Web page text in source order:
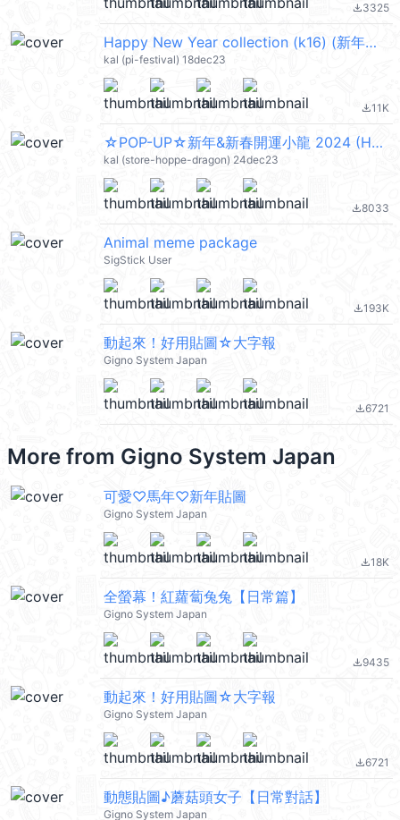
file_download3325
Happy New Year collection (k16) (新年快樂 CNY) @kal_pc
kal (pi-festival) 18dec23
file_download11K
☆POP-UP☆新年&新春開運小龍 2024 (Happy New Year 新年快樂 CNY) @kal_pc
kal (store-hoppe-dragon) 24dec23
file_download8033
Animal meme package
SigStick User
file_download193K
動起來！好用貼圖☆大字報
Gigno System Japan
file_download6721
More from Gigno System Japan
可愛♡馬年♡新年貼圖
Gigno System Japan
file_download18K
全螢幕！紅蘿蔔兔兔【日常篇】
Gigno System Japan
file_download9435
動起來！好用貼圖☆大字報
Gigno System Japan
file_download6721
動態貼圖♪蘑菇頭女子【日常對話】
Gigno System Japan